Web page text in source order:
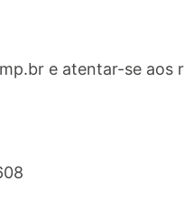
e atentar-se aos